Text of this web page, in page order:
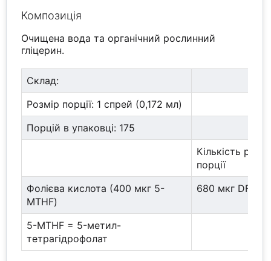
Композиція
Очищена вода та органічний рослинний
гліцерин.
Склад:
Розмір порції: 1 спрей (0,172 мл)
Порцій в упаковці: 175
Кількість
порції
Фолієва кислота (400 мкг 5-
MTHF)
680 мкг DFE
5-MTHF = 5-метил-
тетрагідрофолат